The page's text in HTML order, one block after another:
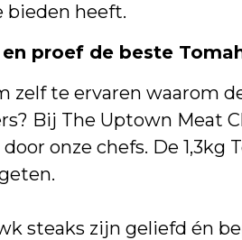
bieden heeft.
en proef de beste
zelf te ervaren waarom
Bij The Uptown Meat
onze chefs. De
steaks zijn geliefd én